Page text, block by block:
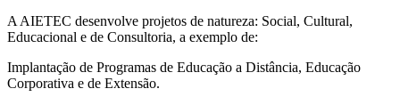
A AIETEC desenvolve projetos de natureza: Social, Cultural,
Educacional e de Consultoria, a exemplo de:
Implantação de Programas de Educação a Distância, Educação
Corporativa e de Extensão.